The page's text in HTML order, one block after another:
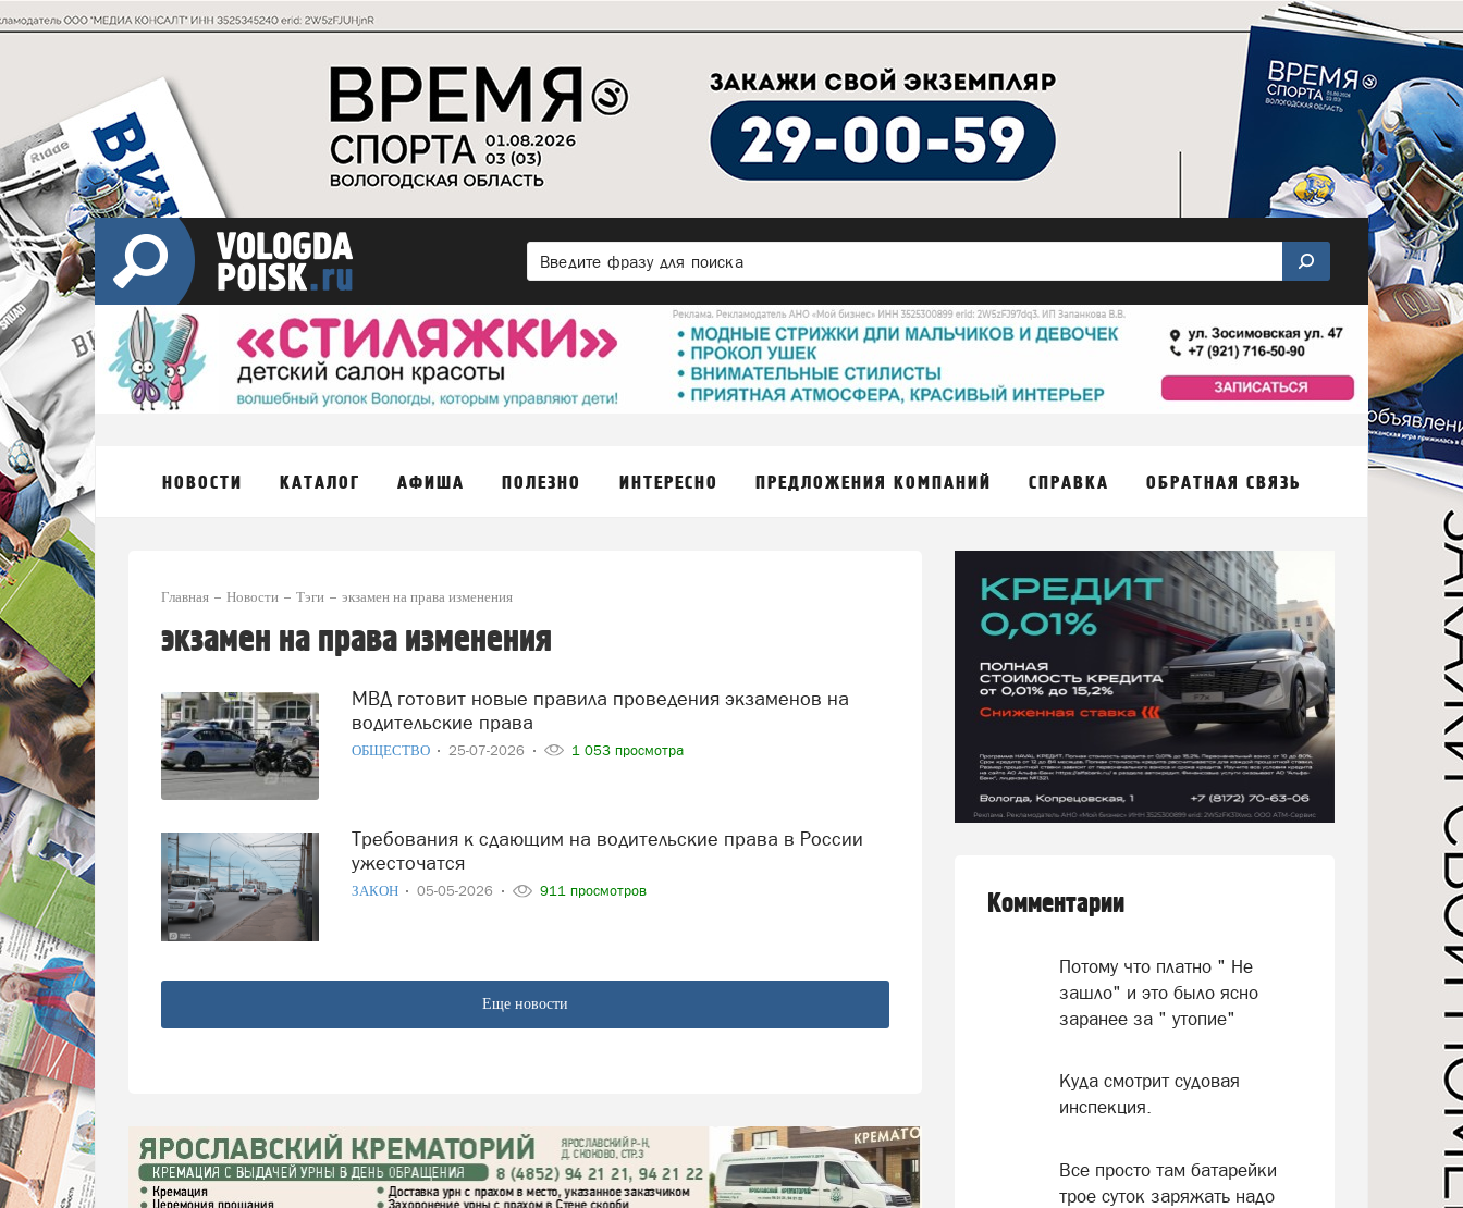
НОВОСТИ КАТАЛОГ АФИША ПОЛЕЗНО ИНТЕРЕСНО ПРЕДЛОЖЕНИЯ КОМПАНИЙ СПРАВКА ОБРАТНАЯ СВЯЗЬ
Главная Новости Тэги экзамен на права изменения
экзамен на права изменения
МВД готовит новые правила проведения экзаменов на
водительские права
ОБЩЕСТВО 25-07-2026 1 053 просмотра
Требования к сдающим на водительские права в России
ужесточатся
ЗАКОН 05-05-2026 911 просмотров
Еще новости
Комментарии
Потому что платно " Не
зашло" и это было ясно
заранее за " утопие"
Куда смотрит судовая
инспекция.
Все просто там батарейки
трое суток заряжать надо